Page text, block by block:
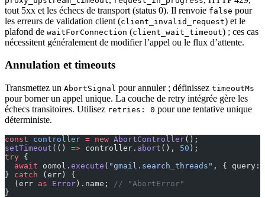
tout 5xx et les échecs de transport (status 0). Il renvoie false pour
les erreurs de validation client (client_invalid_request) et le
plafond de waitForConnection (client_wait_timeout) ; ces cas
nécessitent généralement de modifier l’appel ou le flux d’attente.
Annulation et timeouts
Transmettez un AbortSignal pour annuler ; définissez timeoutMs
pour borner un appel unique. La couche de retry intégrée gère les
échecs transitoires. Utilisez retries: 0 pour une tentative unique
déterministe.
const controller = new AbortController();
setTimeout (() => controller. abort (), 50 );
try {
  await
oomol. execute ( "gmail.search_threads" , { query:
} catch (err) {
  (err
as Error ).name;
// "AbortError"
}